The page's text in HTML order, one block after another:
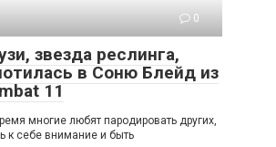
0
звезда реслинга,
в Соню Блейд из
11
многие любят пародировать других,
к себе внимание и быть